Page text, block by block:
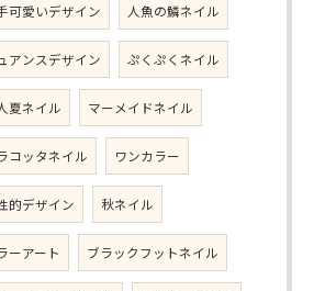
可愛いデザイン 人魚の鱗ネイル
アンスデザイン ぷくぷくネイル
夏ネイル マーメイドネイル
コッタネイル ワンカラー
的デザイン 秋ネイル
ーアート ブラックフットネイル